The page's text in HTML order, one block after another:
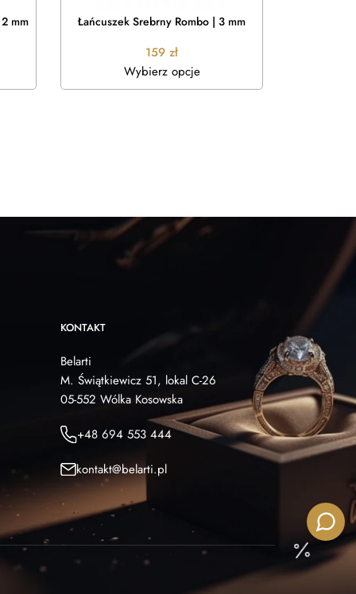
mm Łańcuszek Srebrny Rombo | 3 mm
159 zł
Wybierz opcje
KONTAKT
Belarti
M. Świątkiewicz 51, lokal C-26
05-552 Wólka Kosowska
+48 694 553 444
kontakt@belarti.pl